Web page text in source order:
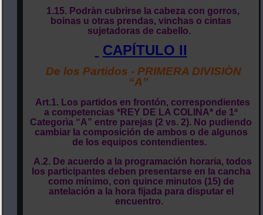
1.15. Podràn cubrirse la cabeza con gorros,
boinas u otras prendas, vinchas o cintas
sujetadoras de cabello.
CAPÍTULO II
De los Partidos - PRIMERA DIVISIÒN
“A”
Art.1. Los partidos en frontón, correspondientes
a competencias *REY DE LA COLINA* de 1ª
Categorìa “A” entre parejas (2 vs. 2). No pudiendo
cambiar la composición de ambos o de algunos
de los equipos contendientes.
A.2. De acuerdo a la programación horaria, todos
los participantes deben presentarse en la cancha
como mínimo, con quince minutos (15) de
antelación a la hora fijada para disputar el
encuentro.